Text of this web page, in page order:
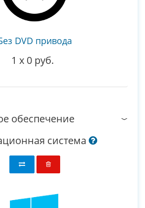
DVD привода
1 x 0 руб.
обеспечение
система